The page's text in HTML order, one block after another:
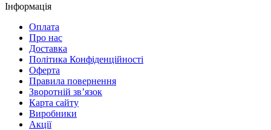
Інформація
Оплата
Про нас
Доставка
Політика Конфіденційності
Оферта
Правила повернення
Зворотній зв’язок
Карта сайту
Виробники
Акції